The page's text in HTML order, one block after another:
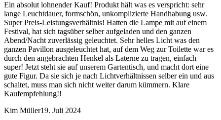
Ein absolut lohnender Kauf! Produkt hält was es verspricht: sehr
lange Leuchtdauer, formschön, unkomplizierte Handhabung usw.
Super Preis-Leistungsverhältnis! Hatten die Lampe mit auf einem
Festival, hat sich tagsüber selber aufgeladen und den ganzen
Abend/Nacht zuverlässig geleuchtet. Sehr helles Licht was den
ganzen Pavillon ausgeleuchtet hat, auf dem Weg zur Toilette war es
durch den angebrachten Henkel als Laterne zu tragen, einfach
super! Jetzt steht sie auf unserem Gartentisch, und macht dort eine
gute Figur. Da sie sich je nach Lichtverhältnissen selber ein und aus
schaltet, muss man sich nicht weiter darum kümmern. Klare
Kaufempfehlung!!
Kim Müller19. Juli 2024